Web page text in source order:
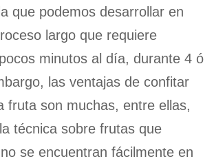
que podemos desarrollar en
largo que requiere
minutos al día, durante 4 ó
las ventajas de confitar
fruta son muchas, entre ellas,
técnica sobre frutas que
se encuentran fácilmente en